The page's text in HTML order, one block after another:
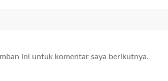
ini untuk komentar saya berikutnya.